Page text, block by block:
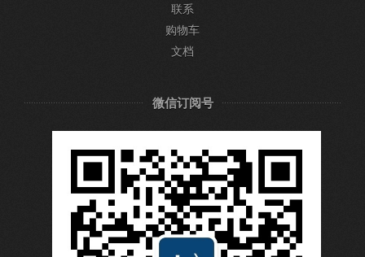
联系
购物车
文档
微信订阅号